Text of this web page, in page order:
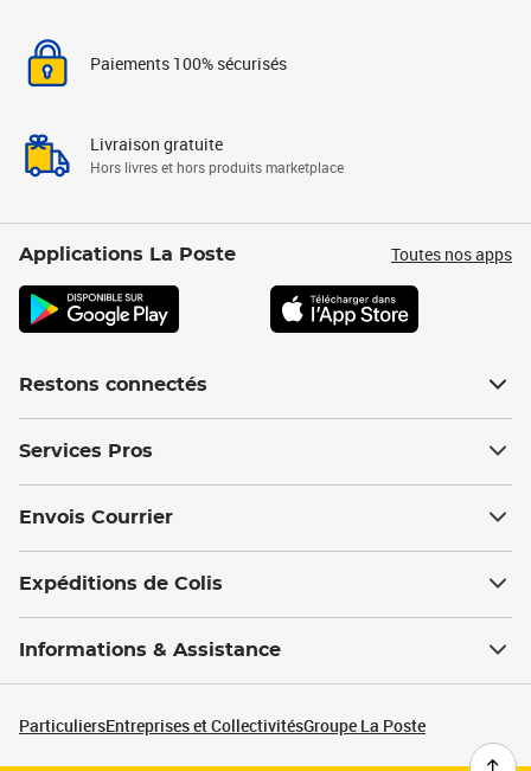
Paiements 100% sécurisés
Livraison gratuite
Hors livres et hors produits marketplace
Applications La Poste Toutes nos apps
Restons connectés
Services Pros
Envois Courrier
Expéditions de Colis
Informations & Assistance
ParticuliersEntreprises et CollectivitésGroupe La Poste